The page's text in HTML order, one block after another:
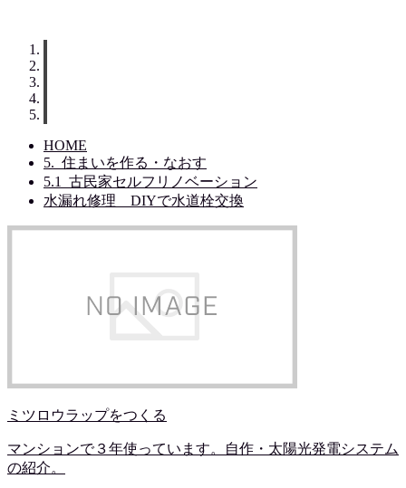
HOME
5._住まいを作る・なおす
5.1_古民家セルフリノベーション
水漏れ修理 DIYで水道栓交換
ミツロウラップをつくる
マンションで３年使っています。自作・太陽光発電システム
の紹介。